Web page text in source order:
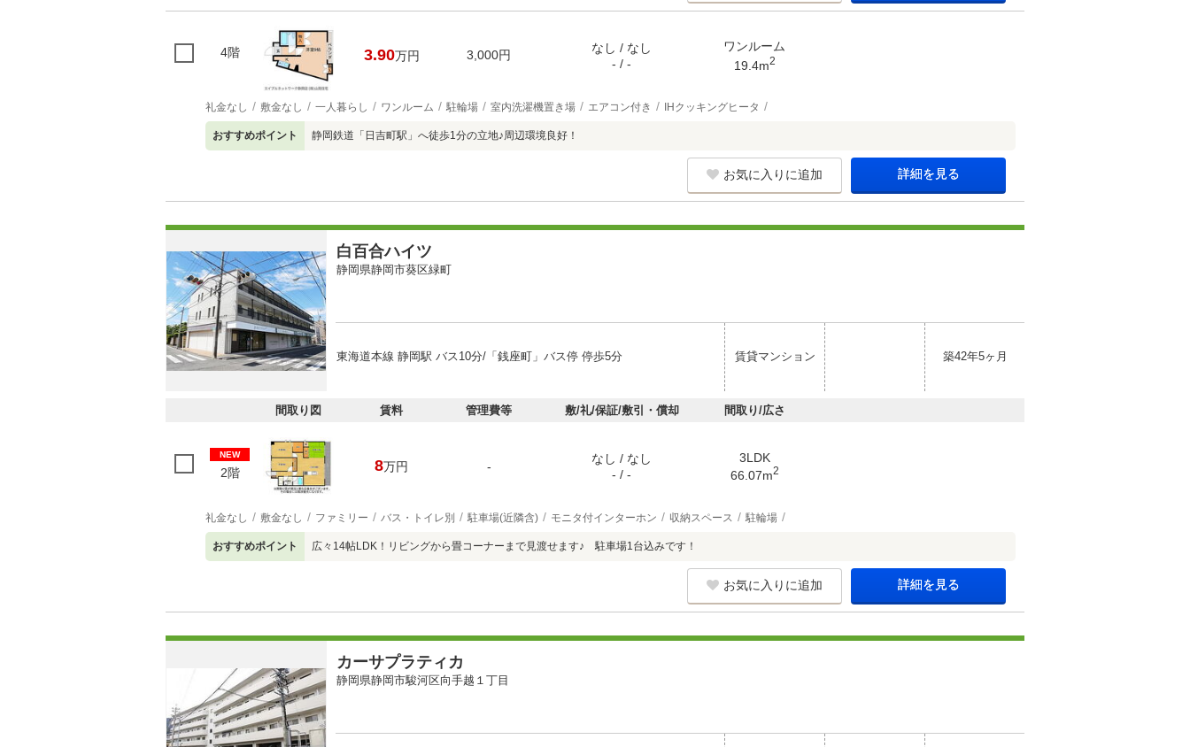
4階 3.90万円 3,000円
なし / なし
- / -
ワンルーム
19.4m2
礼金なし 敷金なし 一人暮らし ワンルーム 駐輪場 室内洗濯機置き場 エアコン付き IHクッキングヒータ
おすすめポイント 静岡鉄道「日吉町駅」へ徒歩1分の立地♪周辺環境良好！
お気に入りに追加 詳細を見る
白百合ハイツ
静岡県静岡市葵区緑町
東海道本線 静岡駅 バス10分/「銭座町」バス停 停歩5分 賃貸マンション 築42年5ヶ月
間取り図 賃料 管理費等 敷/礼/保証/敷引・償却 間取り/広さ
NEW
2階 8万円 -
なし / なし
- / -
3LDK
66.07m2
礼金なし 敷金なし ファミリー バス・トイレ別 駐車場(近隣含) モニタ付インターホン 収納スペース 駐輪場
おすすめポイント 広々14帖LDK！リビングから畳コーナーまで見渡せます♪ 駐車場1台込みです！
お気に入りに追加 詳細を見る
カーサプラティカ
静岡県静岡市駿河区向手越１丁目